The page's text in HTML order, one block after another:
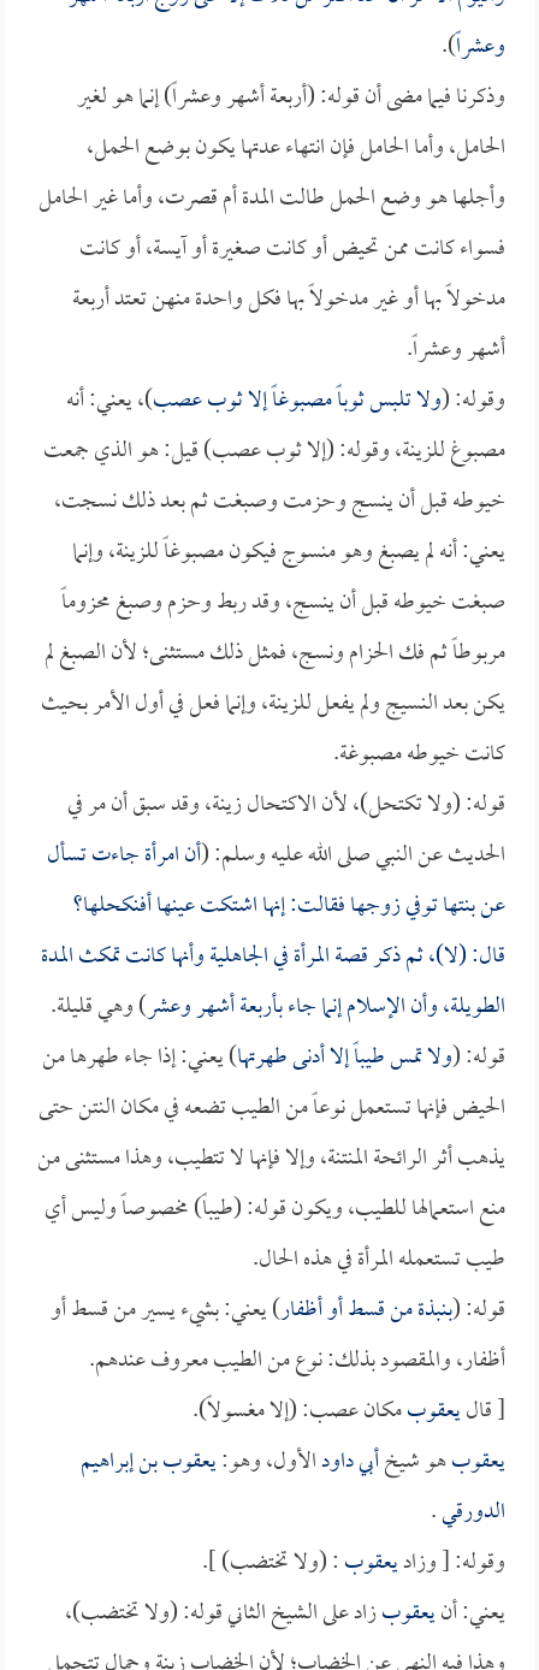
وعشراً).
وذكرنا فيما مضى أن قوله: (أربعة أشهر وعشراً) إنما هو لغير
الحامل، وأما الحامل فإن انتهاء عدتها يكون بوضع الحمل،
وأجلها هو وضع الحمل طالت المدة أم قصرت، وأما غير الحامل
فسواء كانت ممن تحيض أو كانت صغيرة أو آيسة، أو كانت
مدخولاً بها أو غير مدخولاً بها فكل واحدة منهن تعتد أربعة
أشهر وعشراً.
وقوله: (ولا تلبس ثوباً مصبوغاً إلا ثوب عصب)، يعني: أنه
مصبوغ للزينة، وقوله: (إلا ثوب عصب) قيل: هو الذي جمعت
خيوطه قبل أن ينسج وحزمت وصبغت ثم بعد ذلك نسجت،
يعني: أنه لم يصبغ وهو منسوج فيكون مصبوغاً للزينة، وإنما
صبغت خيوطه قبل أن ينسج، وقد ربط وحزم وصبغ محزوماً
مربوطاً ثم فك الحزام ونسج، فمثل ذلك مستثنى؛ لأن الصبغ لم
يكن بعد النسيج ولم يفعل للزينة، وإنما فعل في أول الأمر بحيث
كانت خيوطه مصبوغة.
قوله: (ولا تكتحل)، لأن الاكتحال زينة، وقد سبق أن مر في
الحديث عن النبي صلى الله عليه وسلم: (أن امرأة جاءت تسأل
عن بنتها توفي زوجها فقالت: إنها اشتكت عينها أفنكحلها؟
قال: (لا)، ثم ذكر قصة المرأة في الجاهلية وأنها كانت تمكث المدة
الطويلة، وأن الإسلام إنما جاء بأربعة أشهر وعشر) وهي قليلة.
قوله: (ولا تمس طيباً إلا أدنى طهرتها) يعني: إذا جاء طهرها من
الحيض فإنها تستعمل نوعاً من الطيب تضعه في مكان النتن حتى
يذهب أثر الرائحة المنتنة، وإلا فإنها لا تتطيب، وهذا مستثنى من
منع استعمالها للطيب، ويكون قوله: (طيباً) مخصوصاً وليس أي
طيب تستعمله المرأة في هذه الحال.
قوله: (بنبذة من قسط أو أظفار) يعني: بشيء يسير من قسط أو
أظفار، والمقصود بذلك: نوع من الطيب معروف عندهم.
[ قاليعقوبمكان عصب: (إلا مغسولاً).
يعقوبهو شيخأبي داودالأول، وهو:يعقوب بن إبراهيم
الدورقي.
وقوله: [ وزاديعقوب: (ولا تختضب) ].
يعني: أنيعقوبزاد على الشيخ الثاني قوله: (ولا تختضب)،